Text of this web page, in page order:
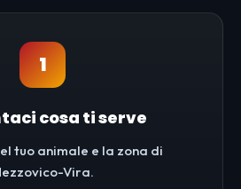
1
cosa ti serve
tuo animale e la zona di
Vira.